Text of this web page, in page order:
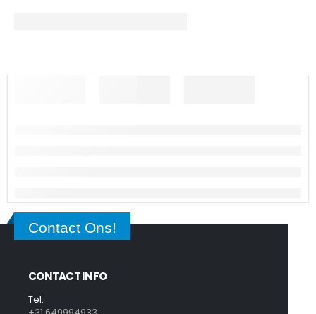
Contact Ons!
CONTACT INFO
Tel: